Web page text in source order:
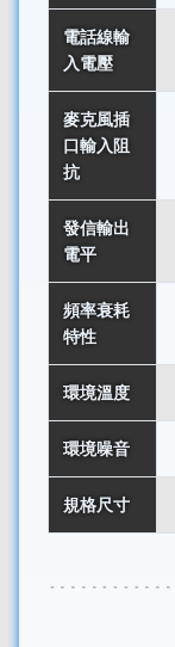
電話線輸
入電壓
麥克風插
口輸入阻
抗
發信輸出
電平
頻率衰耗
特性
環境溫度
環境噪音
規格尺寸